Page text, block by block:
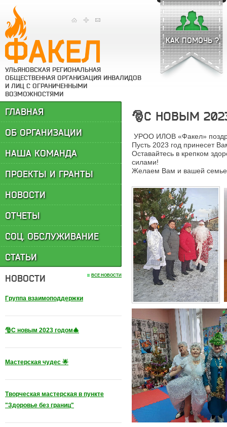
УЛЬЯНОВСКАЯ РЕГИОНАЛЬНАЯ
ОБЩЕСТВЕННАЯ ОРГАНИЗАЦИЯ ИНВАЛИДОВ
И ЛИЦ С ОГРАНИЧЕННЫМИ
ВОЗМОЖНОСТЯМИ
КАК ПОМОЧЬ ?
ГЛАВНАЯ
ОБ ОРГАНИЗАЦИИ
НАША КОМАНДА
ПРОЕКТЫ И ГРАНТЫ
НОВОСТИ
ОТЧЕТЫ
СОЦ. ОБСЛУЖИВАНИЕ
СТАТЬИ
НОВОСТИ
ВСЕ НОВОСТИ
Группа взаимоподдержки
🎅С новым 2023 годом🎄
Мастерская чудес 🌟
Творческая мастерская в пункте
"Здоровье без границ"
🎅С НОВЫМ
УРОО ИЛОВ «Факел»
Пусть 2023 год принесет
Оставайтесь в крепком
силами!
Желаем Вам и вашей